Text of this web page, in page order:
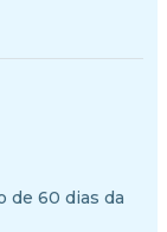
de 60 dias da